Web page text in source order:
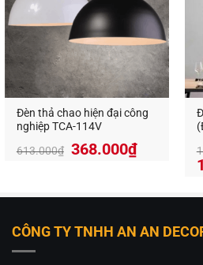
Đèn thả chao hiện đại công
nghiệp TCA-114V
613.000₫ Giá
613.000₫.
368.000₫Giá
hiện
là:
CÔNG TY TNHH AN AN